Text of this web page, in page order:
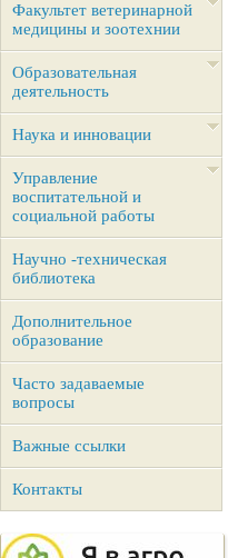
Факультет ветеринарной
медицины и зоотехнии
Образовательная
деятельность
Наука и инновации
Управление
воспитательной и
социальной работы
Научно -техническая
библиотека
Дополнительное
образование
Часто задаваемые
вопросы
Важные ссылки
Контакты